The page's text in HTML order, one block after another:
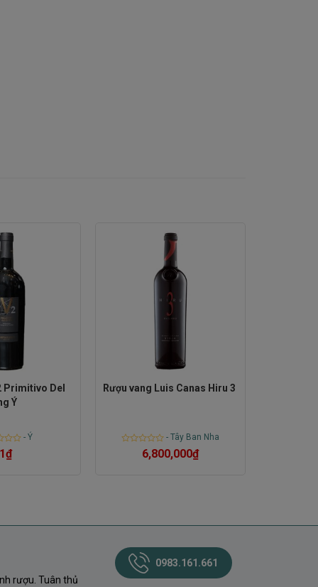
Primitivo Del
Ý
-Ý
1₫
Rượu vang Luis Canas Hiru 3
-Tây Ban Nha
6,800,000₫
rượu. Tuân thủ
0983.161.661